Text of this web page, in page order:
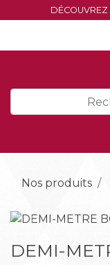
Nos produits
Précédent
DEMI-